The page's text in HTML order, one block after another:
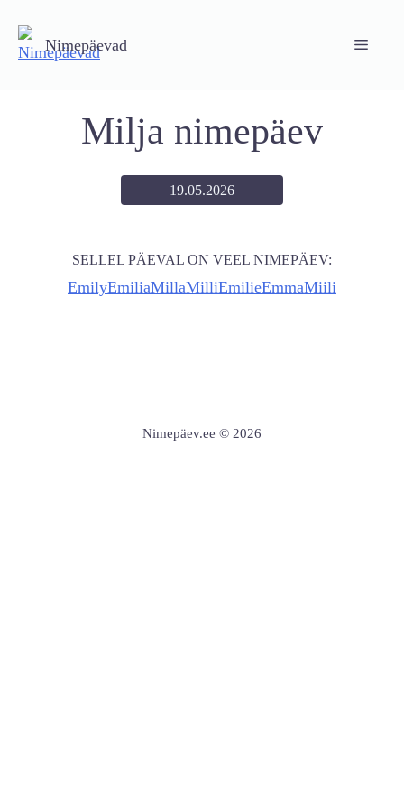
content
Nimepäevad Menu
Milja nimepäev
19.05.2026
SELLEL PÄEVAL ON VEEL NIMEPÄEV:
EmilyEmiliaMillaMilliEmilieEmmaMiili
Nimepäev.ee © 2026